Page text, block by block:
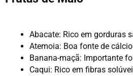
Abacate: Rico em gorduras
Atemoia: Boa fonte de
Banana-maçã: Importante
Caqui: Rico em fibras